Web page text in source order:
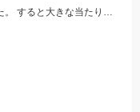
釣った鯖をキスの釣れている場所で泳がせました。 すると大きな当たりがーそれから頑張って釣り上げました。